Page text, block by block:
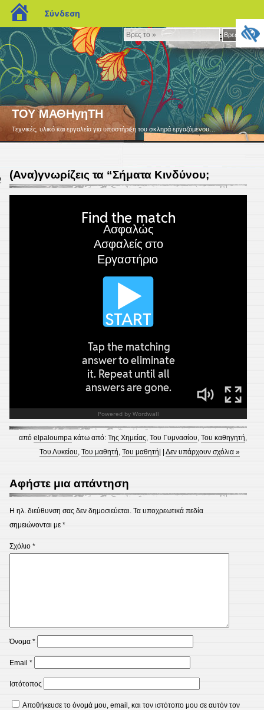
Βρες
το
»
Βρες το »
ΤΟΥ ΜΑΘΗγηΤΗ
Τεχνικές, υλικό και εργαλεία για υποστήριξη του σκληρά εργαζόμενου…
(Ανα)γνωρίζεις τα “Σήματα Κινδύνου;
απόelpaloumpa κάτω από:Της Χημείας,Του Γυμνασίου,Του καθηγητή,
Του Λυκείου,Του μαθητή,Του μαθητή | |Δεν υπάρχουν σχόλια »
Αφήστε μια απάντηση
Η ηλ. διεύθυνση σας δεν δημοσιεύεται. Τα υποχρεωτικά πεδία
σημειώνονται με *
Σχόλιο *
Όνομα *
Email *
Ιστότοπος
Αποθήκευσε το όνομά μου, email, και τον ιστότοπο μου σε αυτόν τον
blogs.sch.gr
Σύνδεση